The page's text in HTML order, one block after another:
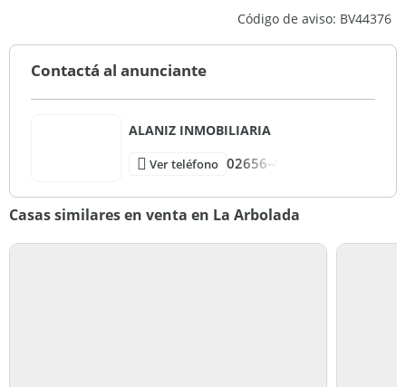
Código de aviso: BV44376
Contactá al anunciante
ALANIZ INMOBILIARIA
Ver teléfono 02656-4
Casas similares en venta en La Arbolada